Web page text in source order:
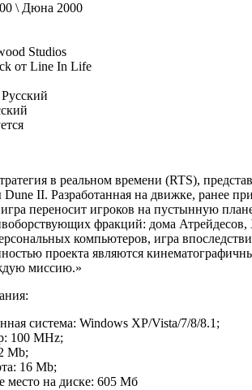
\ Дюна 2000
Studios
от Line In Life
в реальном времени (RTS),
Dune II. Разработанная на движке, ранее
переносит игроков на пустынную
фракций: дома
компьютеров, игра
проекта являются
миссию.»
система: Windows XP/Vista/7/8/8.1;
100 MHz;
Mb;
16 Mb;
на диске: 605 Mб